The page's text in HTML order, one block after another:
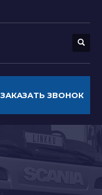
ЗАКАЗАТЬ ЗВОНОК